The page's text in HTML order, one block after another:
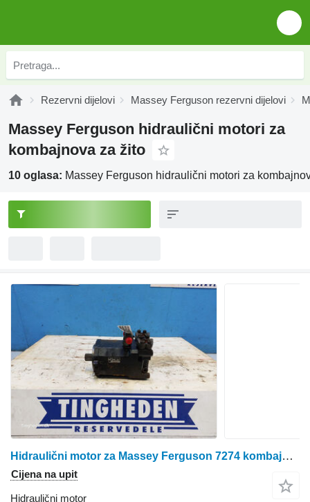
Rezervni dijelovi Massey Ferguson rezervni dijelovi
Massey Ferguson hidraulični motori za
kombajnova za žito
10 oglasa: Massey Ferguson hidraulični motori za
Hidraulični motor za Massey Ferguson 7274 kombajna za žito
Cijena na upit
Hidraulični motor